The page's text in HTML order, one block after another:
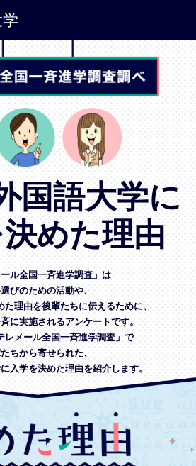
国語大学に
めた理由
ル全国一斉進学調査」は
びのための活動や、
た理由を後輩たちに伝えるために、
に実施されるアンケートです。
レメール全国一斉進学調査」で
ちから寄せられた、
入学を決めた理由を紹介します。